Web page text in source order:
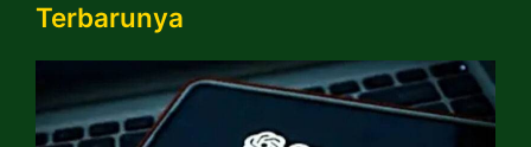
Terbarunya